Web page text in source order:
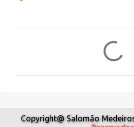
Copyright@ Salomão